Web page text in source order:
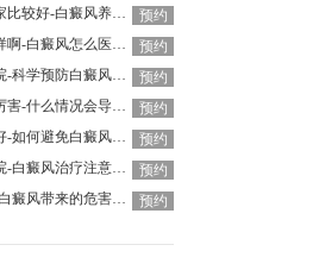
昆明治疗白癜风医院哪家比较好-白癜风养生注意事项有哪些
预约
昆明白斑专科医院怎么样啊-白癜风怎么医治效果好
预约
昆明看白癜风到哪个医院-科学预防白癜风的方法有哪些
预约
昆明哪个医院看白癜风厉害-什么情况会导致白癜风越来越多
预约
昆明白癜风医院到哪儿好-如何避免白癜风病情的加重
预约
昆明看白癜风是哪个医院-白癜风治疗注意什么
预约
昆明白癜风医院的地址-白癜风带来的危害有哪些呢 预约